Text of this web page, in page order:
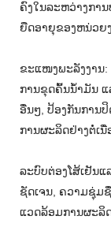
ຄົງໃນລະຫວ່າງກາ
ຍືດອາຍຸຂອງຫນ່ວຍ
ຂະແໜງພະລັງງານ
ການຂຸດຄົ້ນນ້ຳມັນ ແ
ອື່ນໆ, ປ້ອງກັນການ
ການຜະລິດຢ່າງຕໍ່ເນື່
ລະບົບຕ່ອງໂສ້ເຢັນ
ຊັດເຈນ, ຄວາມຊຸ່ມ
ແວດລ້ອມການຜະລິ